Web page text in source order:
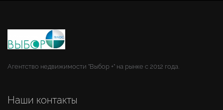
Агентство недвижимости "Выбор +" на рынке с 2012 года.
Наши контакты